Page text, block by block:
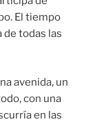
El tiempo
de todas las
avenida, un
con una
en las